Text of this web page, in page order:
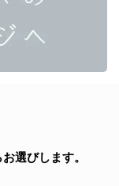
選びします。